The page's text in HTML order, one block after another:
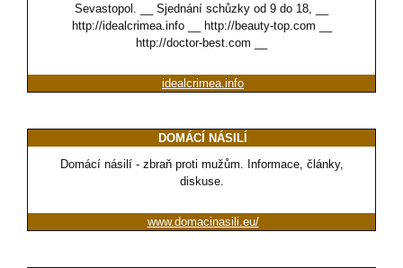
Sevastopol. __ Sjednání schůzky od 9 do 18, __
http://idealcrimea.info __ http://beauty-top.com __
http://doctor-best.com __
idealcrimea.info
DOMÁCÍ NÁSILÍ
Domácí násilí - zbraň proti mužům. Informace, články,
diskuse.
www.domacinasili.eu/